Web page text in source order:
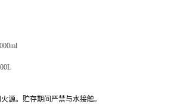
源。贮存期间严禁与水接触。